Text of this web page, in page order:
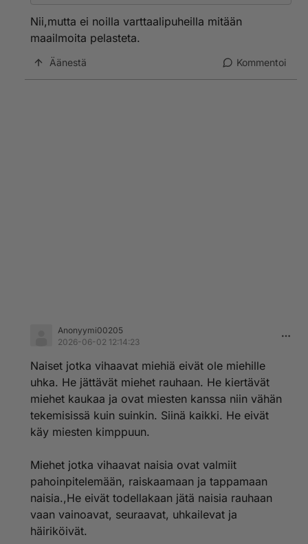
Nii,mutta ei noilla varttaalipuheilla mitään
maailmoita pelasteta.
Äänestä Kommentoi
Anonyymi00205
2026-06-02 12:14:23
Naiset jotka vihaavat miehiä eivät ole miehille
uhka. He jättävät miehet rauhaan. He kiertävät
miehet kaukaa ja ovat miesten kanssa niin vähän
tekemisissä kuin suinkin. Siinä kaikki. He eivät
käy miesten kimppuun.
Miehet jotka vihaavat naisia ovat valmiit
pahoinpitelemään, raiskaamaan ja tappamaan
naisia.,He eivät todellakaan jätä naisia rauhaan
vaan vainoavat, seuraavat, uhkailevat ja
häiriköivät.